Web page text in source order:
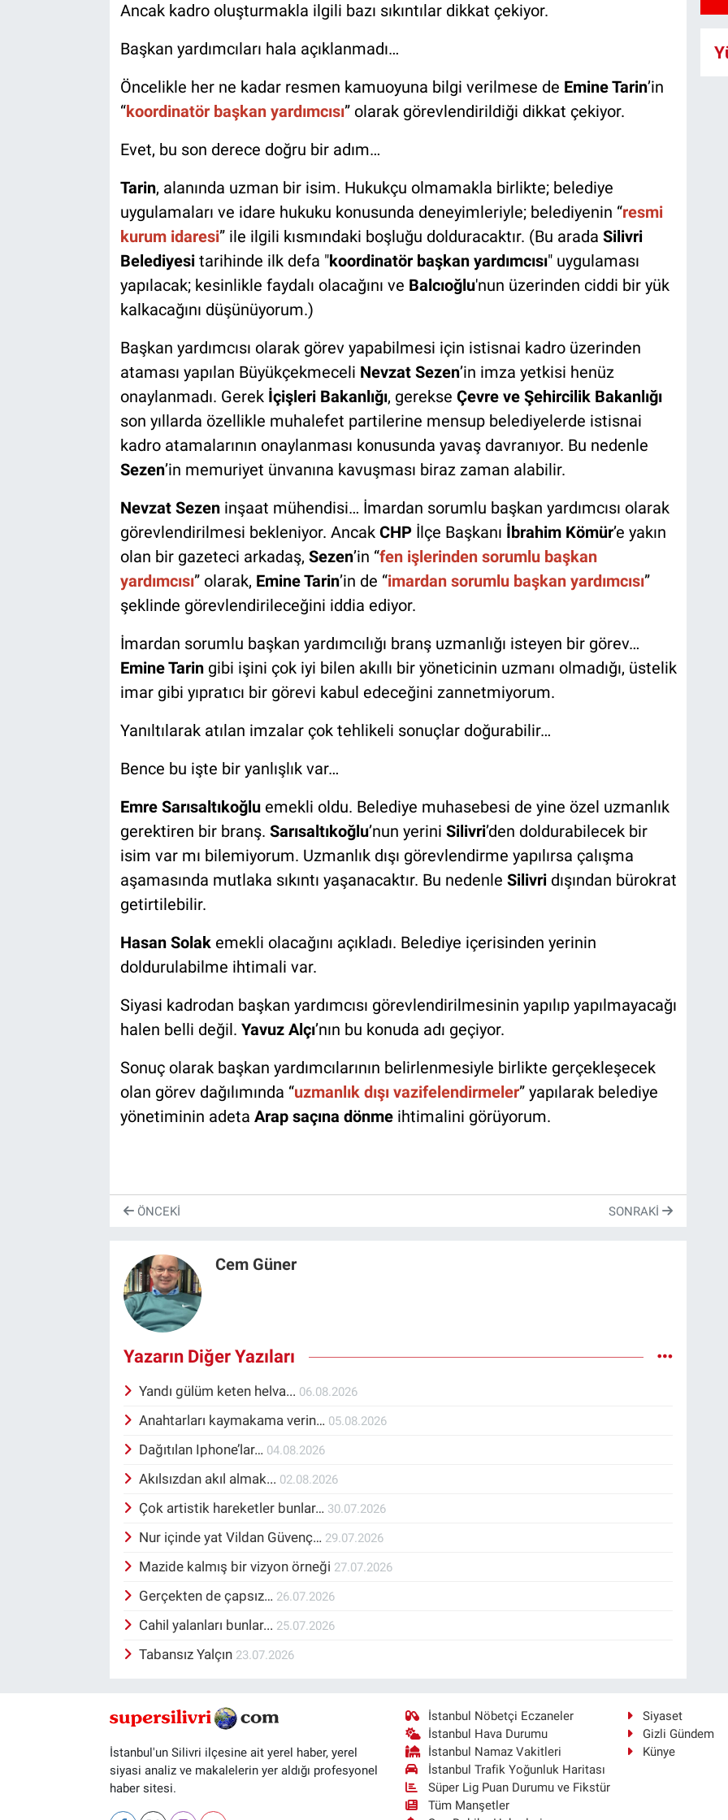
Ancak kadro oluşturmakla ilgili bazı sıkıntılar dikkat çekiyor.
Başkan yardımcıları hala açıklanmadı…
Öncelikle her ne kadar resmen kamuoyuna bilgi verilmese de Emine Tarin’in
“koordinatör başkan yardımcısı” olarak görevlendirildiği dikkat çekiyor.
Evet, bu son derece doğru bir adım…
Tarin, alanında uzman bir isim. Hukukçu olmamakla birlikte; belediye
uygulamaları ve idare hukuku konusunda deneyimleriyle; belediyenin “resmi
kurum idaresi” ile ilgili kısmındaki boşluğu dolduracaktır. (Bu arada Silivri
Belediyesitarihinde ilk defa "koordinatör başkan yardımcısı" uygulaması
yapılacak; kesinlikle faydalı olacağını ve Balcıoğlu'nun üzerinden ciddi bir yük
kalkacağını düşünüyorum.)
Başkan yardımcısı olarak görev yapabilmesi için istisnai kadro üzerinden
ataması yapılan Büyükçekmeceli Nevzat Sezen’in imza yetkisi henüz
onaylanmadı. Gerek İçişleri Bakanlığı, gerekse Çevre ve Şehircilik Bakanlığı
son yıllarda özellikle muhalefet partilerine mensup belediyelerde istisnai
kadro atamalarının onaylanması konusunda yavaş davranıyor. Bu nedenle
Sezen’in memuriyet ünvanına kavuşması biraz zaman alabilir.
Nevzat Sezen inşaat mühendisi… İmardan sorumlu başkan yardımcısı olarak
görevlendirilmesi bekleniyor. Ancak CHP İlçe Başkanı İbrahim Kömür’e yakın
olan bir gazeteci arkadaş, Sezen’in “fen işlerinden sorumlu başkan
yardımcısı” olarak, Emine Tarin’in de “imardan sorumlu başkan yardımcısı”
şeklinde görevlendirileceğini iddia ediyor.
İmardan sorumlu başkan yardımcılığı branş uzmanlığı isteyen bir görev…
Emine Taringibi işini çok iyi bilen akıllı bir yöneticinin uzmanı olmadığı, üstelik
imar gibi yıpratıcı bir görevi kabul edeceğini zannetmiyorum.
Yanıltılarak atılan imzalar çok tehlikeli sonuçlar doğurabilir…
Bence bu işte bir yanlışlık var…
Emre Sarısaltıkoğluemekli oldu. Belediye muhasebesi de yine özel uzmanlık
gerektiren bir branş. Sarısaltıkoğlu’nun yerini Silivri’den doldurabilecek bir
isim var mı bilemiyorum. Uzmanlık dışı görevlendirme yapılırsa çalışma
aşamasında mutlaka sıkıntı yaşanacaktır. Bu nedenle Silivridışından bürokrat
getirtilebilir.
Hasan Solak emekli olacağını açıkladı. Belediye içerisinden yerinin
doldurulabilme ihtimali var.
Siyasi kadrodan başkan yardımcısı görevlendirilmesinin yapılıp yapılmayacağı
halen belli değil. Yavuz Alçı’nın bu konuda adı geçiyor.
Sonuç olarak başkan yardımcılarının belirlenmesiyle birlikte gerçekleşecek
olan görev dağılımında “uzmanlık dışı vazifelendirmeler” yapılarak belediye
yönetiminin adeta Arap saçına dönmeihtimalini görüyorum.
ÖNCEKI SONRAKI
Cem Güner
Yazarın Diğer Yazıları
Yandı gülüm keten helva... 06.08.2026
Anahtarları kaymakama verin… 05.08.2026
Dağıtılan Iphone’lar… 04.08.2026
Akılsızdan akıl almak... 02.08.2026
Çok artistik hareketler bunlar… 30.07.2026
Nur içinde yat Vildan Güvenç… 29.07.2026
Mazide kalmış bir vizyon örneği 27.07.2026
Gerçekten de çapsız… 26.07.2026
Cahil yalanları bunlar... 25.07.2026
Tabansız Yalçın 23.07.2026
İstanbul'un Silivri ilçesine ait yerel haber, yerel
siyasi analiz ve makalelerin yer aldığı profesyonel
haber sitesi.
İstanbul Nöbetçi Eczaneler
İstanbul Hava Durumu
İstanbul Namaz Vakitleri
İstanbul Trafik Yoğunluk Haritası
Süper Lig Puan Durumu ve Fikstür
Tüm Manşetler
Siyaset
Gizli Gündem
Künye